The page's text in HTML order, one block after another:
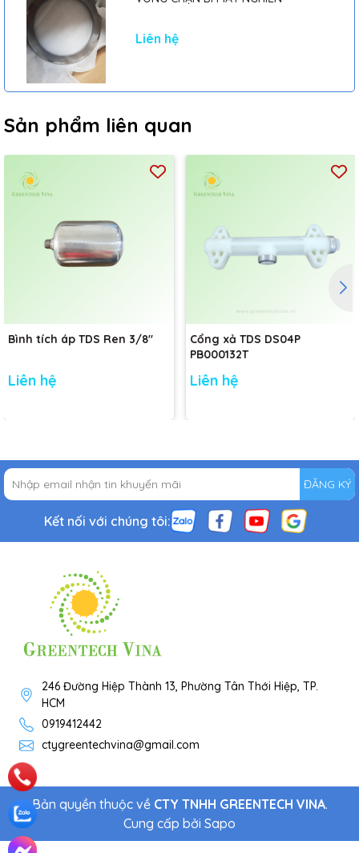
Liên hệ
Sản phẩm liên quan
Bình tích áp TDS Ren 3/8"
Liên hệ
Cổng xả TDS DS04P
PB000132T
Liên hệ
ĐĂNG KÝ
Kết nối với chúng tôi:
246 Đường Hiệp Thành 13, Phường Tân Thới Hiệp, TP.
HCM
0919412442
ctygreentechvina@gmail.com
Bản quyền thuộc về CTY TNHH GREENTECH VINA.
Cung cấp bởi Sapo